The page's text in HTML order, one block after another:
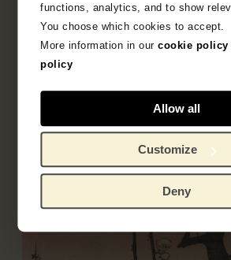
functions, analytics, and to show
You choose which cookies to accept.
More information in ourcookie policy
policy
Allow all
Customize
Deny
Objectgegevens
Opschriften / merken
Tentoonstellingen
Literatuur